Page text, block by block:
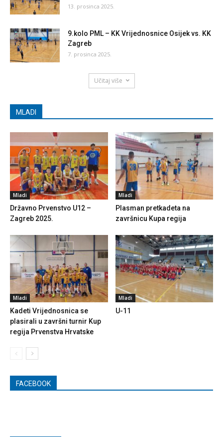
13. prosinca 2025.
9.kolo PML – KK Vrijednosnice Osijek vs. KK
Zagreb
7. prosinca 2025.
Učitaj više
MLADI
Mladi
Državno Prvenstvo U12 –
Zagreb 2025.
Mladi
Plasman pretkadeta na
završnicu Kupa regija
Mladi
Kadeti Vrijednosnica se
plasirali u završni turnir Kup
regija Prvenstva Hrvatske
Mladi
U-11
FACEBOOK